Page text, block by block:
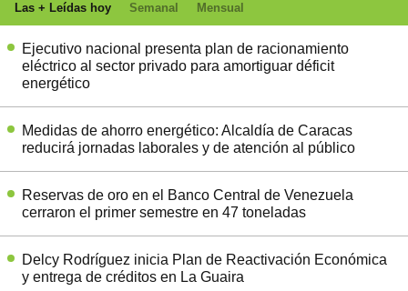
Las + Leídas hoy Semanal Mensual
Ejecutivo nacional presenta plan de racionamiento
eléctrico al sector privado para amortiguar déficit
energético
Medidas de ahorro energético: Alcaldía de Caracas
reducirá jornadas laborales y de atención al público
Reservas de oro en el Banco Central de Venezuela
cerraron el primer semestre en 47 toneladas
Delcy Rodríguez inicia Plan de Reactivación Económica
y entrega de créditos en La Guaira